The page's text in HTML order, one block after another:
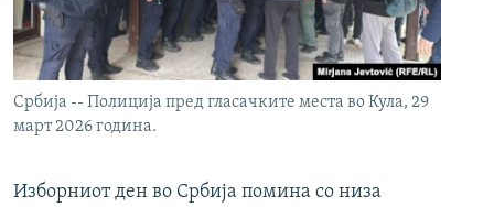
Србија -- Полиција пред гласачките места во Кула, 29
март 2026 година.
Изборниот ден во Србија помина со низа